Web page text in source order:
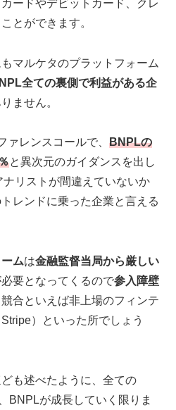
ードやデビットカード、クレ
とができます。
マルケタのプラットフォーム
全ての裏側で利益がある企
ません。
ァレンスコールで、 BNPLの
と異次元のガイダンスを出し
リストが間違えていないか
レンドに乗った企業と言える
ムは金融監督当局から厳しい
必要となってくるので参入障壁
合といえば非上場のフィンテ
）といった所でしょう
も述べたように、全ての
BNPLが成長していく限りま